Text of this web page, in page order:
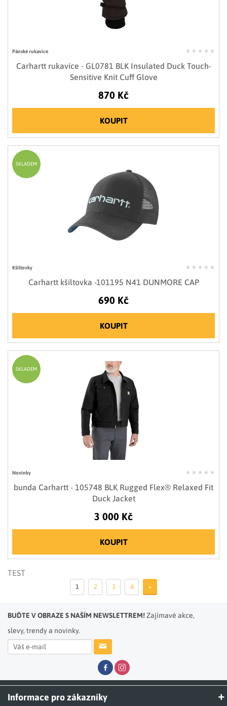
Pánské rukavice
Carhartt rukavice - GL0781 BLK Insulated Duck Touch-
Sensitive Knit Cuff Glove
870 Kč
KOUPIT
Kšiltovky
Carhartt kšiltovka -101195 N41 DUNMORE CAP
690 Kč
KOUPIT
SKLADEM
Novinky
bunda Carhartt - 105748 BLK Rugged Flex® Relaxed Fit
Duck Jacket
3 000 Kč
KOUPIT
SKLADEM
TEST
1 2 3 4 »
BUĎTE V OBRAZE S NAŠÍM NEWSLETTREM!Zajímavé akce,
slevy, trendy a novinky.
Informace pro zákazníky